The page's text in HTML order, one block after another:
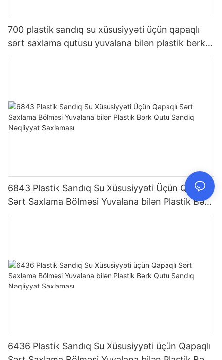
700 plastik sandıq su xüsusiyyəti üçün qapaqlı
sərt saxlama qutusu yuvalana bilən plastik bərk
qutu sandıq daşıma anbarı
6843 Plastik Sandıq Su Xüsusiyyəti Üçün Qapaqlı
Sərt Saxlama Bölməsi Yuvalana bilən Plastik Bərk
Qutu Sandıq Nəqliyyat Saxlaması
6436 Plastik Sandıq Su Xüsusiyyəti üçün Qapaqlı